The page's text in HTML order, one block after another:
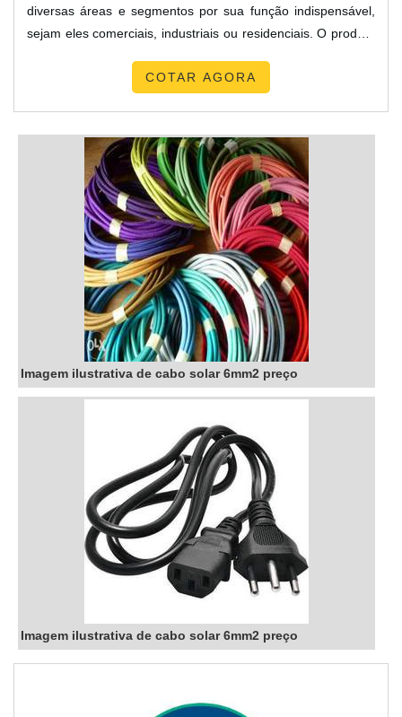
diversas áreas e segmentos por sua função indispensável,
sejam eles comerciais, industriais ou residenciais. O produto
desempenho, além de estar dentro das normas vigentes de
COTAR AGORA
Imagem ilustrativa de cabo solar 6mm2 preço
Imagem ilustrativa de cabo solar 6mm2 preço